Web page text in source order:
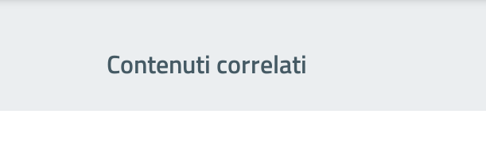
Contenuti correlati